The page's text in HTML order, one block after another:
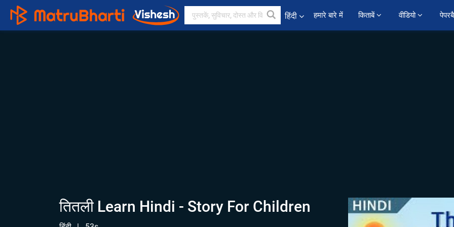
हिंदी हमारे बारे में किताबें वीडियो
तितली Learn Hindi - Story For Children